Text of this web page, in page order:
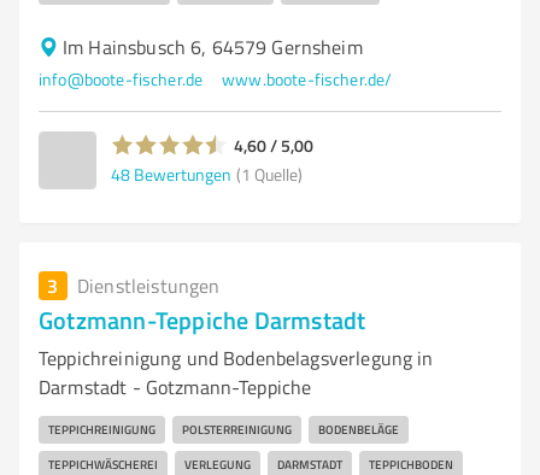
Im Hainsbusch 6, 64579 Gernsheim
info@boote-fischer.de www.boote-fischer.de/
4,60 / 5,00
48 Bewertungen (1 Quelle)
3 Dienstleistungen
Gotzmann-Teppiche Darmstadt
Teppichreinigung und Bodenbelagsverlegung in
Darmstadt - Gotzmann-Teppiche
TEPPICHREINIGUNG POLSTERREINIGUNG BODENBELÄGE
TEPPICHWÄSCHEREI VERLEGUNG DARMSTADT TEPPICHBODEN